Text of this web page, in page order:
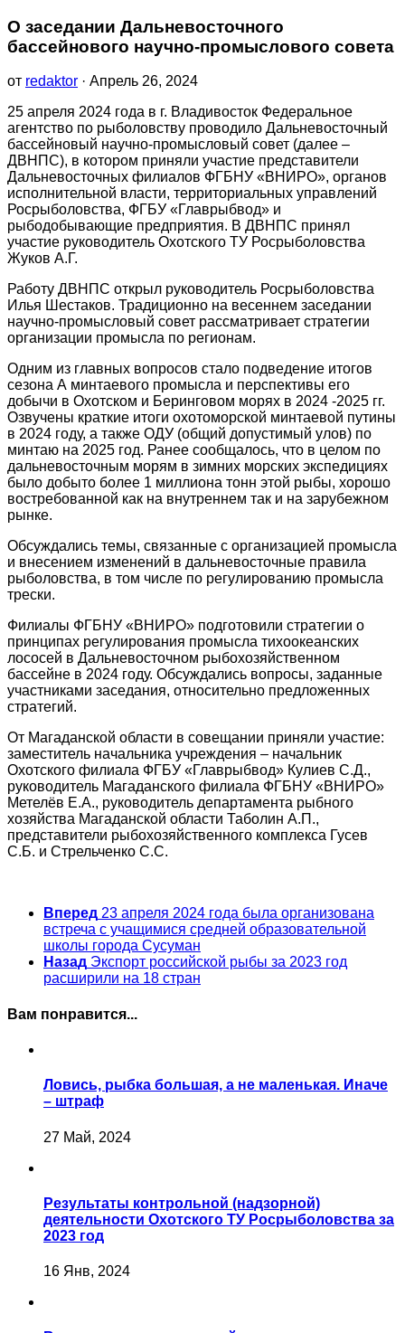
О заседании Дальневосточного
бассейнового научно-промыслового совета
от redaktor · Апрель 26, 2024
25 апреля 2024 года в г. Владивосток Федеральное
агентство по рыболовству проводило Дальневосточный
бассейновый научно-промысловый совет (далее –
ДВНПС), в котором приняли участие представители
Дальневосточных филиалов ФГБНУ «ВНИРО», органов
исполнительной власти, территориальных управлений
Росрыболовства, ФГБУ «Главрыбвод» и
рыбодобывающие предприятия. В ДВНПС принял
участие руководитель Охотского ТУ Росрыболовства
Жуков А.Г.
Работу ДВНПС открыл руководитель Росрыболовства
Илья Шестаков. Традиционно на весеннем заседании
научно-промысловый совет рассматривает стратегии
организации промысла по регионам.
Одним из главных вопросов стало подведение итогов
сезона А минтаевого промысла и перспективы его
добычи в Охотском и Беринговом морях в 2024 -2025 гг.
Озвучены краткие итоги охотоморской минтаевой путины
в 2024 году, а также ОДУ (общий допустимый улов) по
минтаю на 2025 год. Ранее сообщалось, что в целом по
дальневосточным морям в зимних морских экспедициях
было добыто более 1 миллиона тонн этой рыбы, хорошо
востребованной как на внутреннем так и на зарубежном
рынке.
Обсуждались темы, связанные с организацией промысла
и внесением изменений в дальневосточные правила
рыболовства, в том числе по регулированию промысла
трески.
Филиалы ФГБНУ «ВНИРО» подготовили стратегии о
принципах регулирования промысла тихоокеанских
лососей в Дальневосточном рыбохозяйственном
бассейне в 2024 году. Обсуждались вопросы, заданные
участниками заседания, относительно предложенных
стратегий.
От Магаданской области в совещании приняли участие:
заместитель начальника учреждения – начальник
Охотского филиала ФГБУ «Главрыбвод» Кулиев С.Д.,
руководитель Магаданского филиала ФГБНУ «ВНИРО»
Метелёв Е.А., руководитель департамента рыбного
хозяйства Магаданской области Таболин А.П.,
представители рыбохозяйственного комплекса Гусев
С.Б. и Стрельченко С.С.
Вперед 23 апреля 2024 года была организована
встреча с учащимися средней образовательной
школы города Сусуман
Назад Экспорт российской рыбы за 2023 год
расширили на 18 стран
Вам понравится...
Ловись, рыбка большая, а не маленькая. Иначе
– штраф
27 Май, 2024
Результаты контрольной (надзорной)
деятельности Охотского ТУ Росрыболовства за
2023 год
16 Янв, 2024